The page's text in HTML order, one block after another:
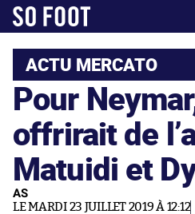
ACTU MERCATO
Pour
offrirait de
Matuidi et
AS
LE MARDI 23 JUILLET 2019 À 12:12